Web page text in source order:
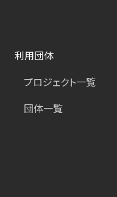
利用団体
プロジェクト一覧
団体一覧